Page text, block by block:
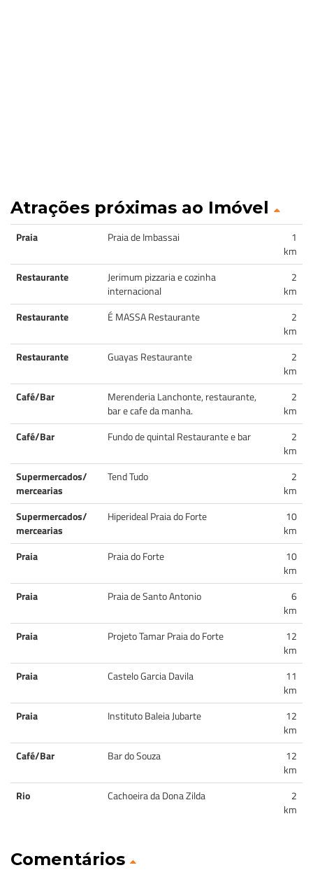
Atrações próximas ao Imóvel
Praia Praia de Imbassai
1
km
Restaurante
Jerimum pizzaria e cozinha
internacional
2
km
Restaurante
É MASSA Restaurante
2
km
Restaurante
Guayas Restaurante
2
km
Café/Bar
Merenderia Lanchonte, restaurante,
bar e cafe da manha.
2
km
Café/Bar
Fundo de quintal Restaurante e bar
2
km
Supermercados/
mercearias
Tend Tudo
2
km
Supermercados/
mercearias
Hiperideal Praia do Forte
10
km
Praia
Praia do Forte
10
km
Praia
Praia de Santo Antonio
6
km
Praia
Projeto Tamar Praia do Forte
12
km
Praia
Castelo Garcia Davila
11
km
Praia
Instituto Baleia Jubarte
12
km
Café/Bar
Bar do Souza
12
km
Rio
Cachoeira da Dona Zilda
2
km
Comentários